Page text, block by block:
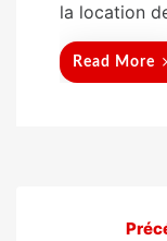
la location
Read More
Pagination